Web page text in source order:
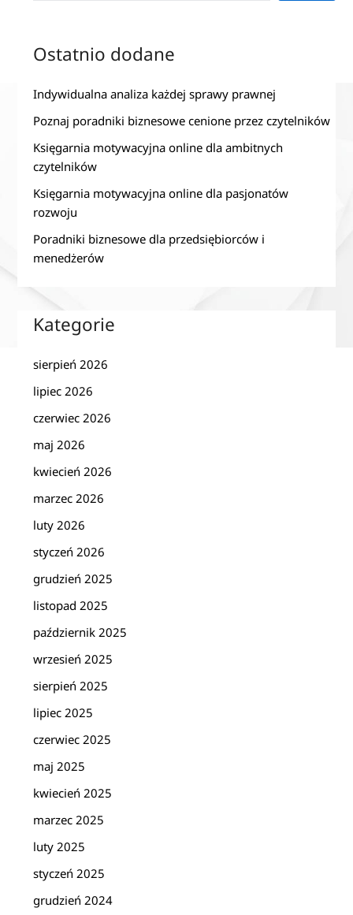
Ostatnio dodane
Indywidualna analiza każdej sprawy prawnej
Poznaj poradniki biznesowe cenione przez czytelników
Księgarnia motywacyjna online dla ambitnych
czytelników
Księgarnia motywacyjna online dla pasjonatów
rozwoju
Poradniki biznesowe dla przedsiębiorców i
menedżerów
Kategorie
sierpień 2026
lipiec 2026
czerwiec 2026
maj 2026
kwiecień 2026
marzec 2026
luty 2026
styczeń 2026
grudzień 2025
listopad 2025
październik 2025
wrzesień 2025
sierpień 2025
lipiec 2025
czerwiec 2025
maj 2025
kwiecień 2025
marzec 2025
luty 2025
styczeń 2025
grudzień 2024